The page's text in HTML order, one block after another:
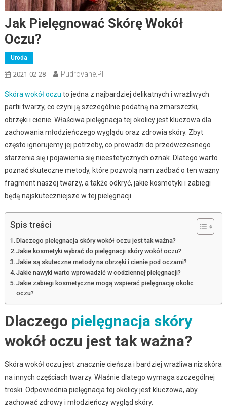
Jak Pielęgnować Skórę Wokół
Oczu?
Uroda
2021-02-28 Pudrovane.pl
Skóra wokół oczu to jedna z najbardziej delikatnych i wrażliwych
partii twarzy, co czyni ją szczególnie podatną na zmarszczki,
obrzęki i cienie. Właściwa pielęgnacja tej okolicy jest kluczowa dla
zachowania młodzieńczego wyglądu oraz zdrowia skóry. Zbyt
często ignorujemy jej potrzeby, co prowadzi do przedwczesnego
starzenia się i pojawienia się nieestetycznych oznak. Dlatego warto
poznać skuteczne metody, które pozwolą nam zadbać o ten ważny
fragment naszej twarzy, a także odkryć, jakie kosmetyki i zabiegi
będą najskuteczniejsze w tej pielęgnacji.
Spis treści
Dlaczego pielęgnacja skóry wokół oczu jest tak ważna?
Jakie kosmetyki wybrać do pielęgnacji skóry wokół oczu?
Jakie są skuteczne metody na obrzęki i cienie pod oczami?
Jakie nawyki warto wprowadzić w codziennej pielęgnacji?
Jakie zabiegi kosmetyczne mogą wspierać pielęgnację okolic
oczu?
Dlaczego pielęgnacja skóry
wokół oczu jest tak ważna?
Skóra wokół oczu jest znacznie cieńsza i bardziej wrażliwa niż skóra
na innych częściach twarzy. Właśnie dlatego wymaga szczególnej
troski. Odpowiednia pielęgnacja tej okolicy jest kluczowa, aby
zachować zdrowy i młodzieńczy wygląd skóry.